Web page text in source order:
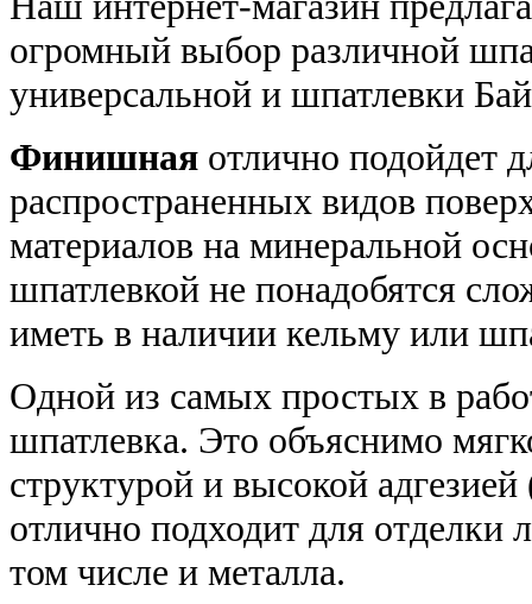
огромный выбор различной
универсальной и шпатлевки
Финишная отлично подойдет
распространенных видов
материалов на минеральной
шпатлевкой не понадобятся
иметь в наличии кельму или
Одной из самых простых в
шпатлевка. Это объяснимо
структурой и высокой
отлично подходит для отделки
том числе и металла.